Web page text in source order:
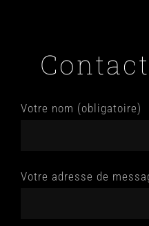
Votre nom (obligatoire)
Votre adresse de